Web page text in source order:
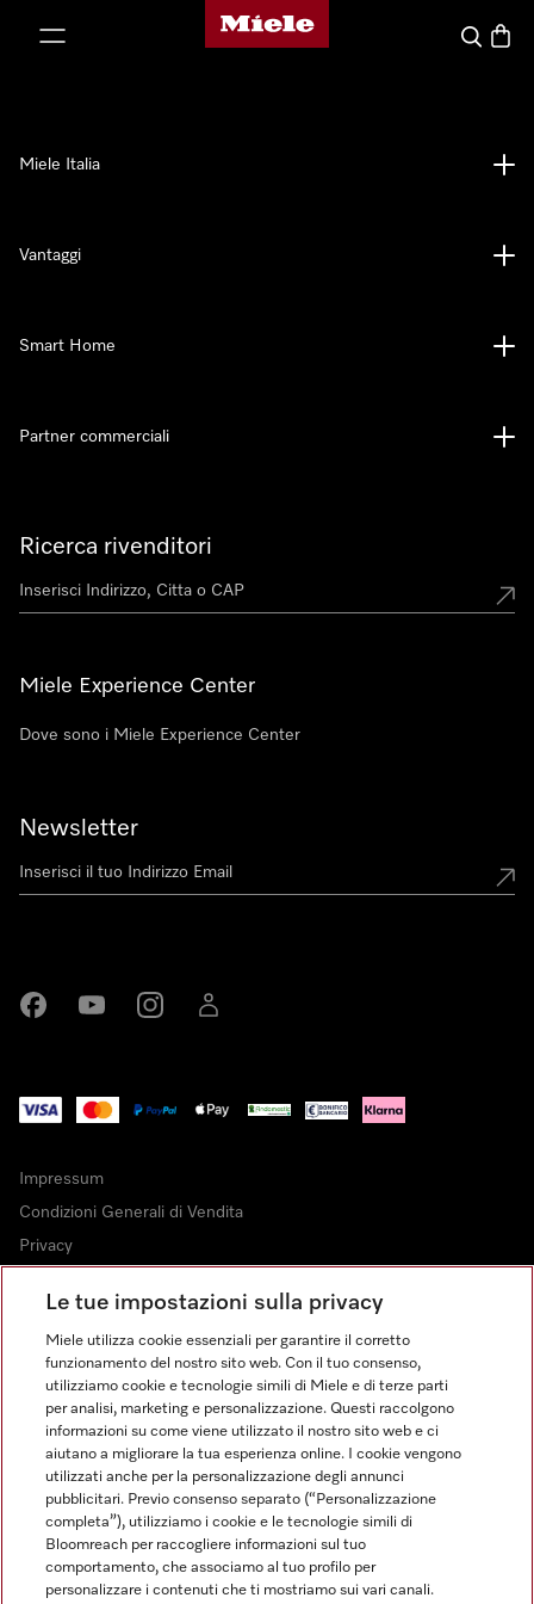
Homepage di Miele
Cerca
Ricerca rivenditori
Miele Experience Center
Dove sono i Miele Experience Center
Newsletter
Miele Italia
Vantaggi
Smart Home
Partner commerciali
Impressum
Condizioni Generali di Vendita
Privacy
Dichiarazione di Accessibilità
Modulo di recesso
Legge sui servizi digitali
Impostazioni cookie
FINANZIAMENTO FINO A 50 MESI CON OPZIONE 10 E TASSO
ZERO
Le tue impostazioni sulla privacy
Miele utilizza cookie essenziali per garantire il corretto
funzionamento del nostro sito web. Con il tuo consenso,
utilizziamo cookie e tecnologie simili di Miele e di terze parti
per analisi, marketing e personalizzazione. Questi raccolgono
informazioni su come viene utilizzato il nostro sito web e ci
aiutano a migliorare la tua esperienza online. I cookie vengono
utilizzati anche per la personalizzazione degli annunci
pubblicitari. Previo consenso separato (“Personalizzazione
completa”), utilizziamo i cookie e le tecnologie simili di
Bloomreach per raccogliere informazioni sul tuo
comportamento, che associamo al tuo profilo per
personalizzare i contenuti che ti mostriamo sui vari canali.